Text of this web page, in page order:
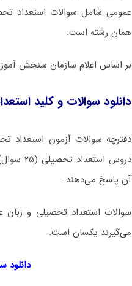
عمومی شامل سوالات
همان رشته است.
بر اساس اعلام سازمان سنجش
دانلود سوالات و کلید
آن پاسخ می‌دهند.
سوالات استعداد تحصیلی و زبان
می‌گیرند یکسان است.
دانلود